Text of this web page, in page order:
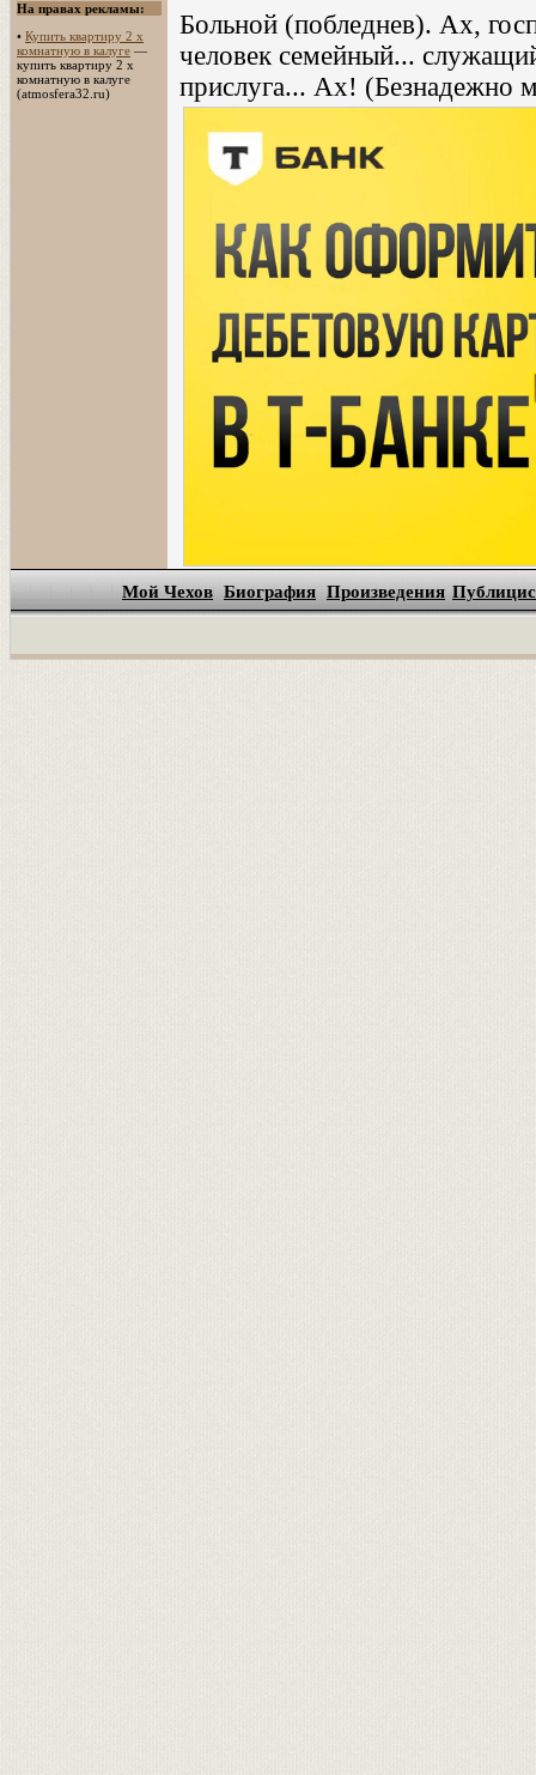
На правах рекламы:
• Купить квартиру 2 х
комнатную в калуге —
купить квартиру 2 х
комнатную в калуге
(atmosfera32.ru)
Больной (побледнев). Ах,
человек семейный...
прислуга... Ах! (Безнадежно
Мой Чехов Биография Произведения